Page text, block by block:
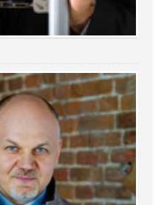
Данные декабрьского опроса